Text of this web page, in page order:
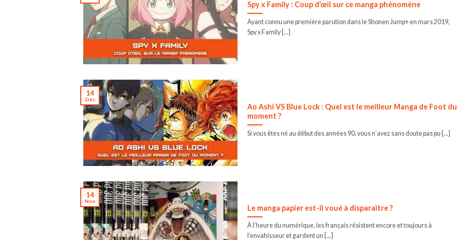
Spy x Family : Coup d’œil sur ce manga phénomène
Ayant connu une première parution dans le Shonen Jump+ en mars 2019,
Spy x Family [...]
Ao Ashi VS Blue Lock : Quel est le meilleur Manga de Foot du
moment ?
Si vous êtes né au début des années 90, vous n’avez sans doute pas pu [...]
14
Déc
Le manga papier est-il voué à disparaître ?
À l’heure du numérique, les français résistent encore et toujours à
l’envahisseur et gardent un [...]
14
Nov